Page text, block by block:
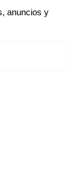
anuncios y